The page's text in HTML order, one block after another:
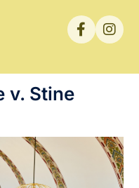
v. Stine